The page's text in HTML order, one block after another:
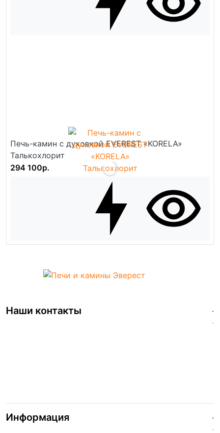
Печь-камин с духовкой EVEREST «KORELA»
Талькохлорит
294 100р.
Наши контакты
Информация